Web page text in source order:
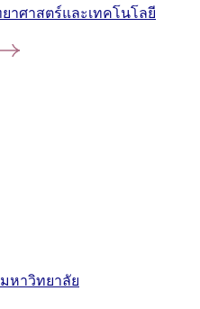
าศาสตร์และเทคโนโลยี
หาวิทยาลัย